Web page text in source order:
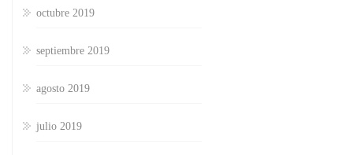
octubre 2019
septiembre 2019
agosto 2019
julio 2019